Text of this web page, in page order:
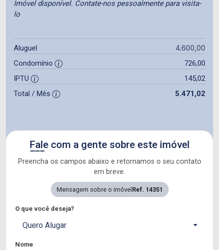
Imóvel disponível. Contate-nos pessoalmente para visita-
lo
Aluguel 4.600,00
Condomínio
726,00
IPTU
145,02
Total / Mês
5.471,02
Fale com a gente sobre este imóvel
Preencha os campos abaixo e retornamos o seu contato
em breve.
Mensagem sobre o imóvel Ref. 14351
O que você deseja?
Quero Alugar
Nome